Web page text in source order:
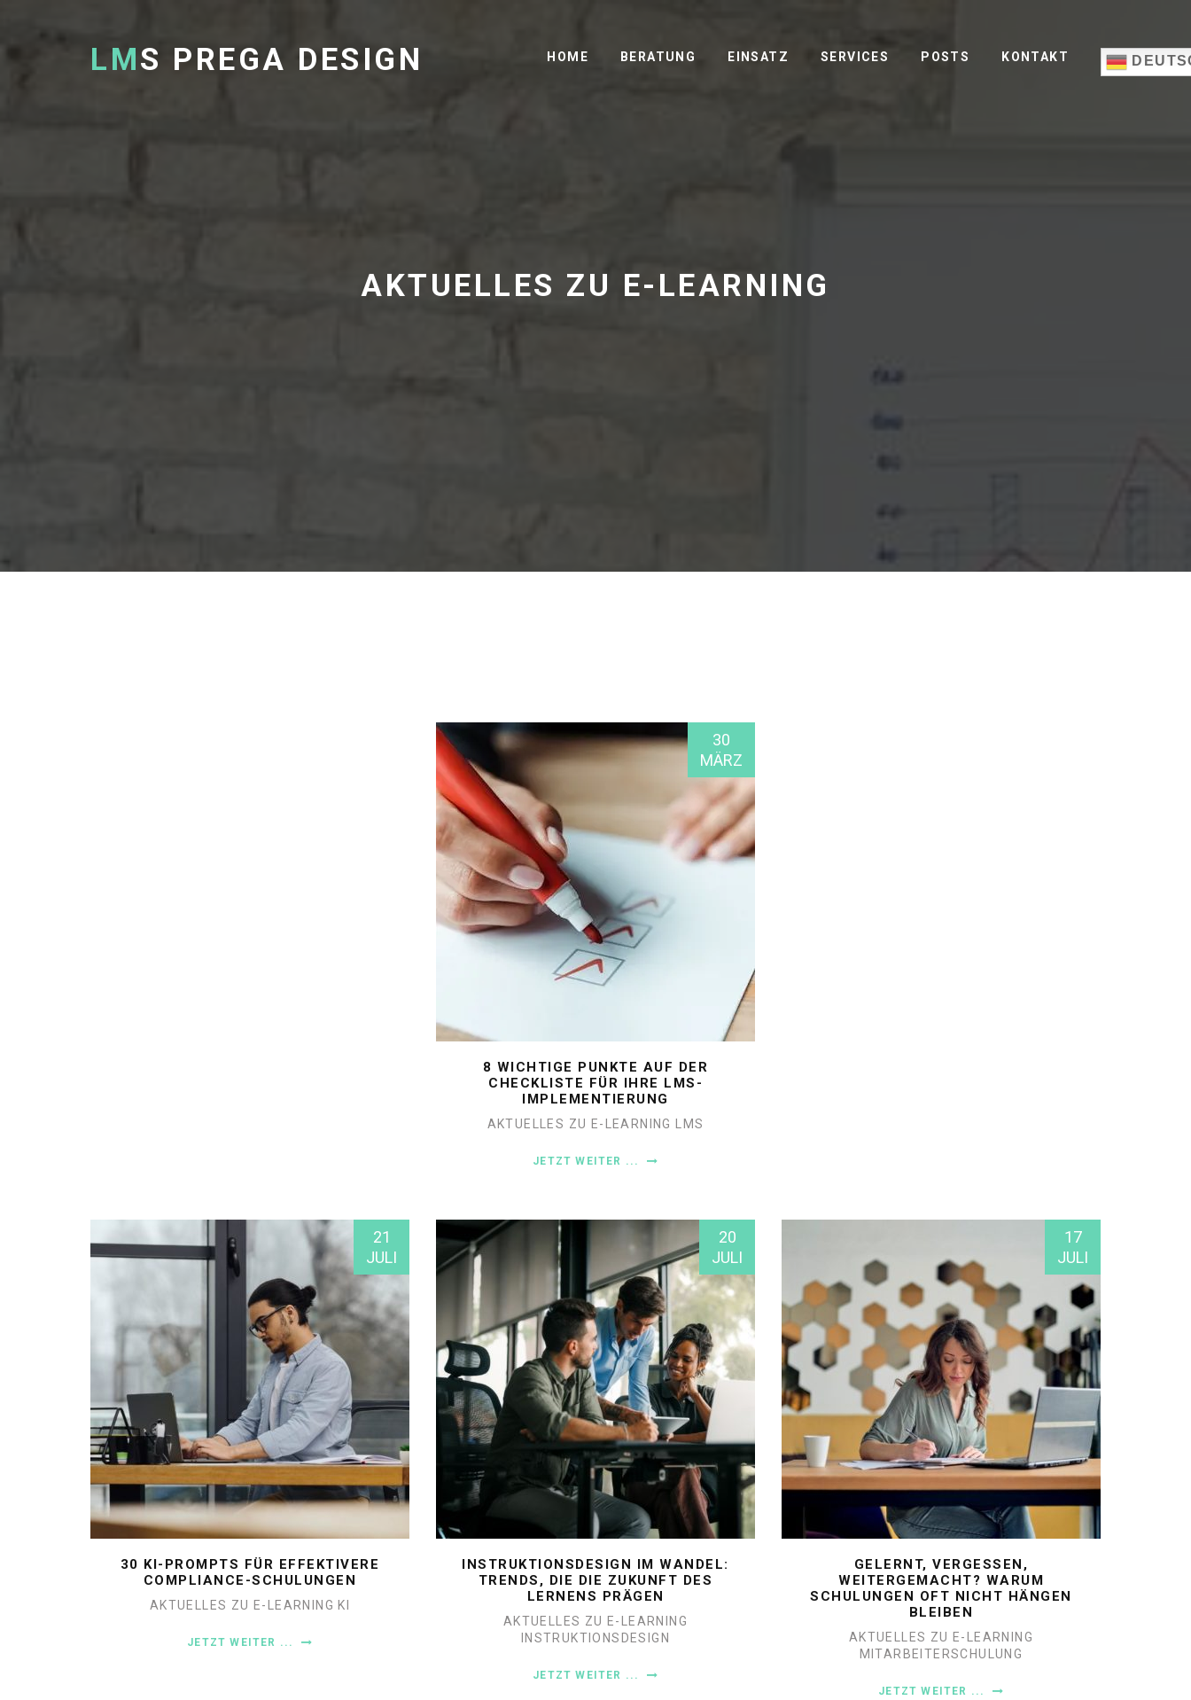
LMS PREGA DESIGN HOME BERATUNG EINSATZ SERVICES POSTS KONTAKT
AKTUELLES ZU E-LEARNING
30
MÄRZ
8 WICHTIGE PUNKTE AUF DER
CHECKLISTE FÜR IHRE LMS-
IMPLEMENTIERUNG
AKTUELLES ZU E-LEARNING LMS
JETZT WEITER ...
21
JULI
30 KI-PROMPTS FÜR EFFEKTIVERE
COMPLIANCE-SCHULUNGEN
AKTUELLES ZU E-LEARNING KI
JETZT WEITER ...
20
JULI
INSTRUKTIONSDESIGN IM WANDEL:
TRENDS, DIE DIE ZUKUNFT DES
LERNENS PRÄGEN
AKTUELLES ZU E-LEARNING
INSTRUKTIONSDESIGN
JETZT WEITER ...
17
JULI
GELERNT, VERGESSEN,
WEITERGEMACHT? WARUM
SCHULUNGEN OFT NICHT HÄNGEN
BLEIBEN
AKTUELLES ZU E-LEARNING
MITARBEITERSCHULUNG
JETZT WEITER ...